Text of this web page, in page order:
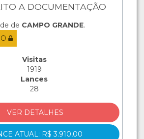
A DOCUMENTAÇÃO
de CAMPO GRANDE.
Visitas
1919
Lances
28
VER DETALHES
ATUAL: R$ 3.910,00